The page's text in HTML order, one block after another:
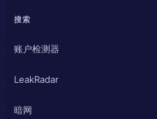
搜索
账户检测器
LeakRadar
暗网